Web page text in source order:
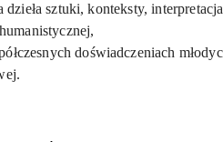
sztuki, konteksty,
doświadczeniach